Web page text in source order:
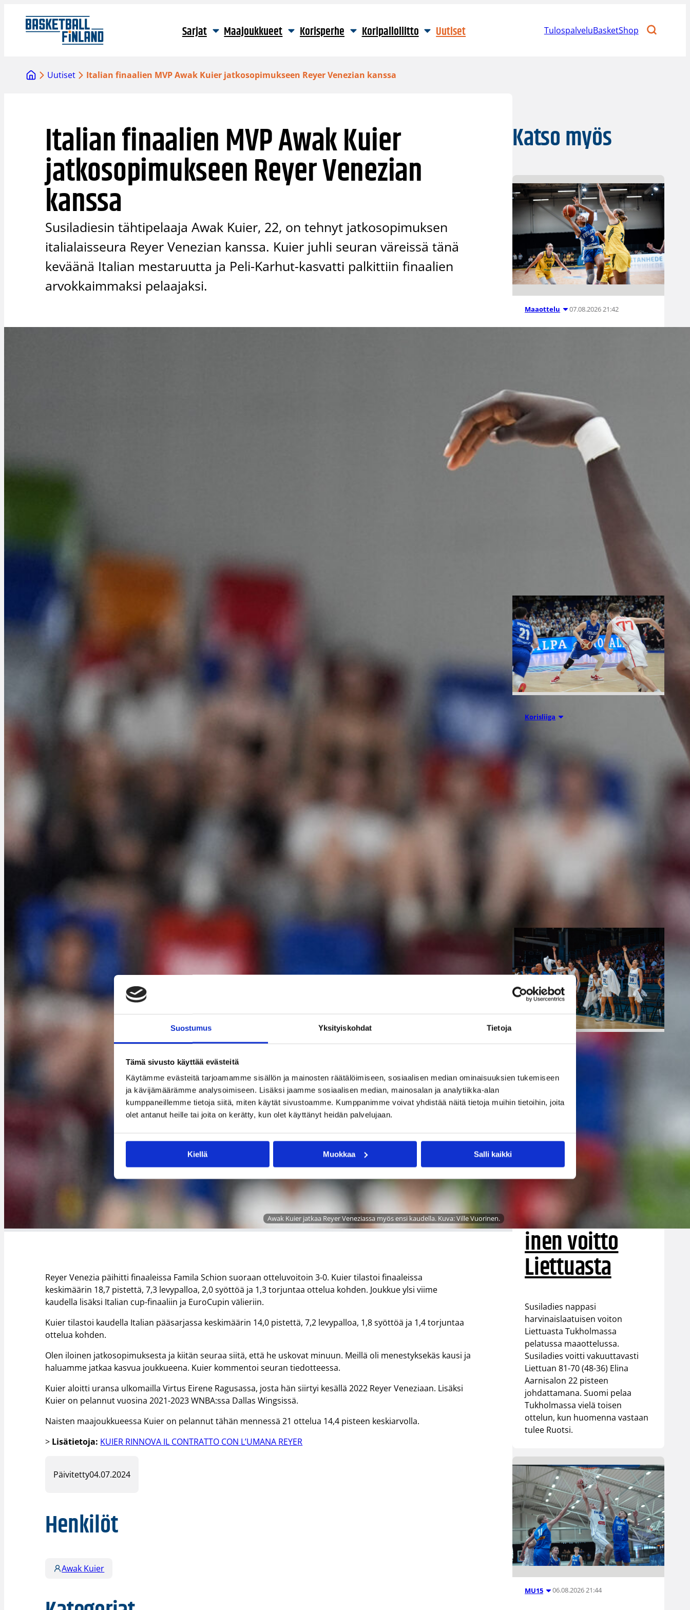
Suostumus Yksityiskohdat Tietoja
Tämä sivusto käyttää evästeitä
Käytämme evästeitä tarjoamamme sisällön ja mainosten räätälöimiseen, sosiaalisen median ominaisuuksien tukemiseen
ja kävijämäärämme analysoimiseen. Lisäksi jaamme sosiaalisen median, mainosalan ja analytiikka-alan
kumppaneillemme tietoja siitä, miten käytät sivustoamme. Kumppanimme voivat yhdistää näitä tietoja muihin tietoihin, joita
olet antanut heille tai joita on kerätty, kun olet käyttänyt heidän palvelujaan.
Kiellä Muokkaa Salli kaikki
sisältöön
Sarjat Maajoukkueet Korisperhe Koripalloliitto Uutiset TulospalveluBasketShop
Uutiset Italian finaalien MVP Awak Kuier jatkosopimukseen Reyer Venezian kanssa
Italian finaalien MVP Awak Kuier
jatkosopimukseen Reyer Venezian
kanssa
Susiladiesin tähtipelaaja Awak Kuier, 22, on tehnyt jatkosopimuksen
italialaisseura Reyer Venezian kanssa. Kuier juhli seuran väreissä tänä
keväänä Italian mestaruutta ja Peli-Karhut-kasvatti palkittiin finaalien
arvokkaimmaksi pelaajaksi.
Awak Kuier jatkaa Reyer Veneziassa myös ensi kaudella. Kuva: Ville Vuorinen.
Reyer Venezia päihitti finaaleissa Famila Schion suoraan otteluvoitoin 3-0. Kuier tilastoi finaaleissa
keskimäärin 18,7 pistettä, 7,3 levypalloa, 2,0 syöttöä ja 1,3 torjuntaa ottelua kohden. Joukkue ylsi viime
kaudella lisäksi Italian cup-finaaliin ja EuroCupin välieriin.
Kuier tilastoi kaudella Italian pääsarjassa keskimäärin 14,0 pistettä, 7,2 levypalloa, 1,8 syöttöä ja 1,4 torjuntaa
ottelua kohden.
Olen iloinen jatkosopimuksesta ja kiitän seuraa siitä, että he uskovat minuun. Meillä oli menestyksekäs kausi ja
haluamme jatkaa kasvua joukkueena. Kuier kommentoi seuran tiedotteessa.
Kuier aloitti uransa ulkomailla Virtus Eirene Ragusassa, josta hän siirtyi kesällä 2022 Reyer Veneziaan. Lisäksi
Kuier on pelannut vuosina 2021-2023 WNBA:ssa Dallas Wingsissä.
Naisten maajoukkueessa Kuier on pelannut tähän mennessä 21 ottelua 14,4 pisteen keskiarvolla.
> Lisätietoja: KUIER RINNOVA IL CONTRATTO CON L’UMANA REYER
Päivitetty04.07.2024
Henkilöt
Awak Kuier
Katso myös
Maaottelu 07.08.2026 21:42
Susiladiesia
parempi
Tukholmassa
Susiladies päätti Tukholmassa
pelatun kahden ottelun
mittaisen miniturnauksen
tappioon, kun Ruotsi oli parempi
loppulukemin 73-68 (33-47).
Suomi pelaa seuraavan kerran
ensi viikonloppuna Helsingissä.
Korisliiga
Daniel Dolenc
KTP-Basketin
haaviin
Liettuassa, Romaniassa,
Bosniassa ja viimeksi Islannissa.
06.08.2026 21:44
Susiladiesin
puolustus
rautaa
Tukholmassa
–
harvinaislaatu
inen voitto
Liettuasta
Susiladies nappasi
harvinaislaatuisen voiton
Liettuasta Tukholmassa
pelatussa maaottelussa.
Susiladies voitti vakuuttavasti
Liettuan 81-70 (48-36) Elina
Aarnisalon 22 pisteen
johdattamana. Suomi pelaa
Tukholmassa vielä toisen
ottelun, kun huomenna vastaan
tulee Ruotsi.
MU15 06.08.2026 21:44